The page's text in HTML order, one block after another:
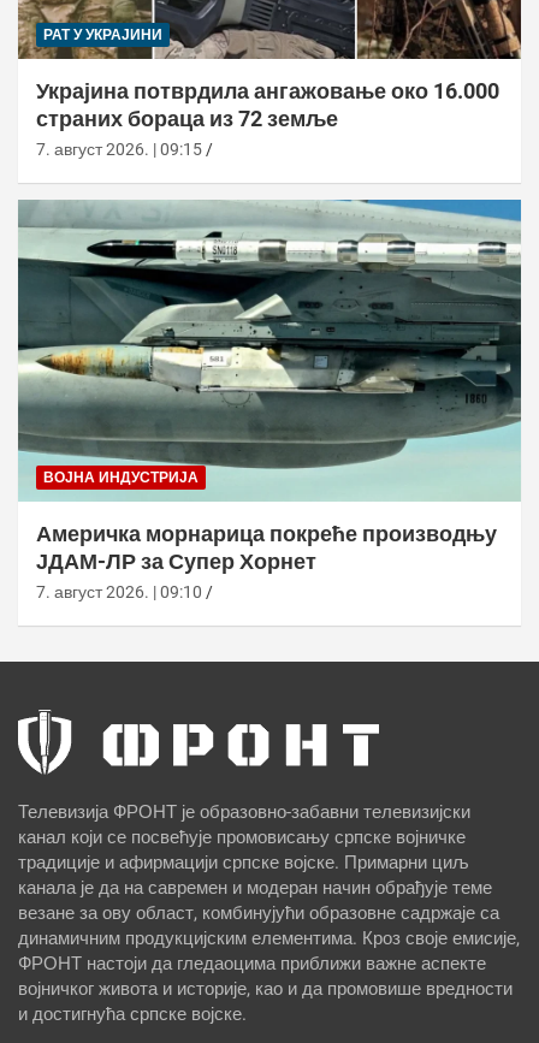
РАТ У УКРАЈИНИ
Украјина потврдила ангажовање око 16.000
страних бораца из 72 земље
7. август 2026. | 09:15
ВОЈНА ИНДУСТРИЈА
Америчка морнарица покреће производњу
ЈДАМ-ЛР за Супер Хорнет
7. август 2026. | 09:10
Телевизија ФРОНТ је образовно-забавни телевизијски
канал који се посвећује промовисању српске војничке
традиције и афирмацији српске војске. Примарни циљ
канала је да на савремен и модеран начин обрађује теме
везане за ову област, комбинујући образовне садржаје са
динамичним продукцијским елементима. Кроз своје емисије,
ФРОНТ настоји да гледаоцима приближи важне аспекте
војничког живота и историје, као и да промовише вредности
и достигнућа српске војске.